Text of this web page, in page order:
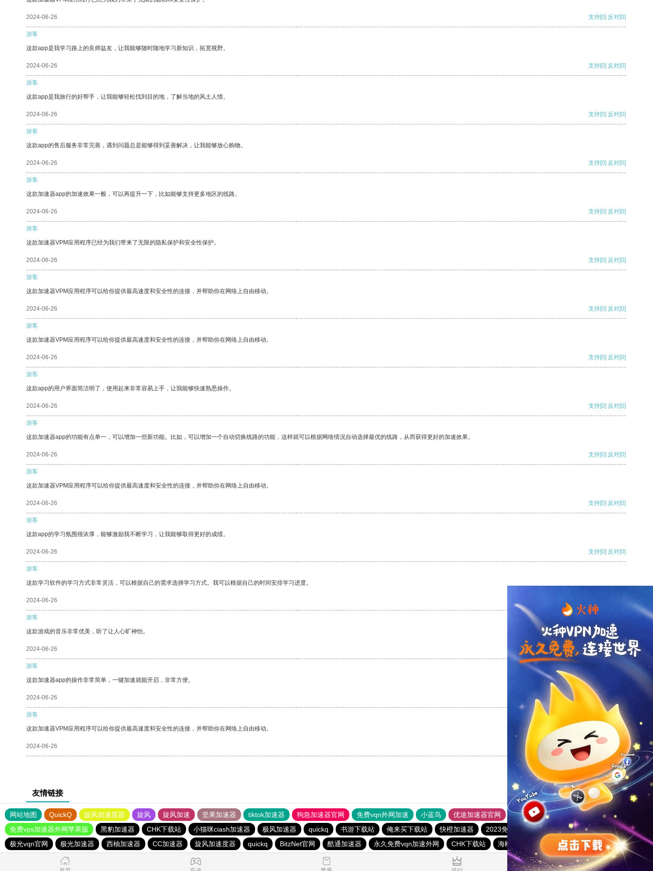
2024-06-26 支持[0] 反对[0]
游客
这款app是我学习路上的良师益友，让我能够随时随地学习新知识，拓宽视野。
2024-06-26 支持[0] 反对[0]
游客
这款app是我旅行的好帮手，让我能够轻松找到目的地，了解当地的风土人情。
2024-06-26 支持[0] 反对[0]
游客
这款app的售后服务非常完善，遇到问题总是能够得到妥善解决，让我能够放心购物。
2024-06-26 支持[0] 反对[0]
游客
这款加速器app的加速效果一般，可以再提升一下，比如能够支持更多地区的线路。
2024-06-26 支持[0] 反对[0]
游客
这款加速器VPM应用程序已经为我们带来了无限的隐私保护和安全性保护。
2024-06-26 支持[0] 反对[0]
游客
这款加速器VPM应用程序可以给你提供最高速度和安全性的连接，并帮助你在网络上自由移动。
2024-06-26 支持[0] 反对[0]
游客
这款加速器VPM应用程序可以给你提供最高速度和安全性的连接，并帮助你在网络上自由移动。
2024-06-26 支持[0] 反对[0]
游客
这款app的用户界面简洁明了，使用起来非常容易上手，让我能够快速熟悉操作。
2024-06-26 支持[0] 反对[0]
游客
这款加速器app的功能有点单一，可以增加一些新功能。比如，可以增加一个自动切换线路的功能，这样就可以根据网络情况自动选择最优的线路，从而获得更好的加速效果。
2024-06-26 支持[0] 反对[0]
游客
这款加速器VPM应用程序可以给你提供最高速度和安全性的连接，并帮助你在网络上自由移动。
2024-06-26 支持[0] 反对[0]
游客
这款app的学习氛围很浓厚，能够激励我不断学习，让我能够取得更好的成绩。
2024-06-26 支持[0] 反对[0]
游客
这款学习软件的学习方式非常灵活，可以根据自己的需求选择学习方式。我可以根据自己的时间安排学习进度。
2024-06-26
游客
这款游戏的音乐非常优美，听了让人心旷神怡。
2024-06-26 支持 [0] 反对[0]
游客
这款加速器app的操作非常简单，一键加速就能开启，非常方便。
2024-06-26 支持[0] 反对
游客
这款加速器VPM应用程序可以给你提供最高速度和安全性的连接，并帮助你在网络上自由移动。
2024-06-26 支持[0] 反对[0]
友情链接
网站地图 QuickQ 旋风加速度器 旋风 旋风加速 坚果加速器 tiktok加速器 狗急加速器官网 免费vqn外网加速 小蓝鸟 优途加速器官网 风驰加速器 旋风加速器
八戒看书
免费vps加速器外网苹果版
黑豹加速器 CHK下载站 小猫咪ciash加速器 极风加速器 quickq 书游下载站 俺来买下载站 快橙加速器 2023免费加速神器
tyl加速器官网
极光vqn官网
极光加速器 西柚加速器 CC加速器 旋风加速度器 quickq BitzNet官网 酷通加速器 永久免费vqn加速外网 CHK下载站 海鸥下载站 1元机场